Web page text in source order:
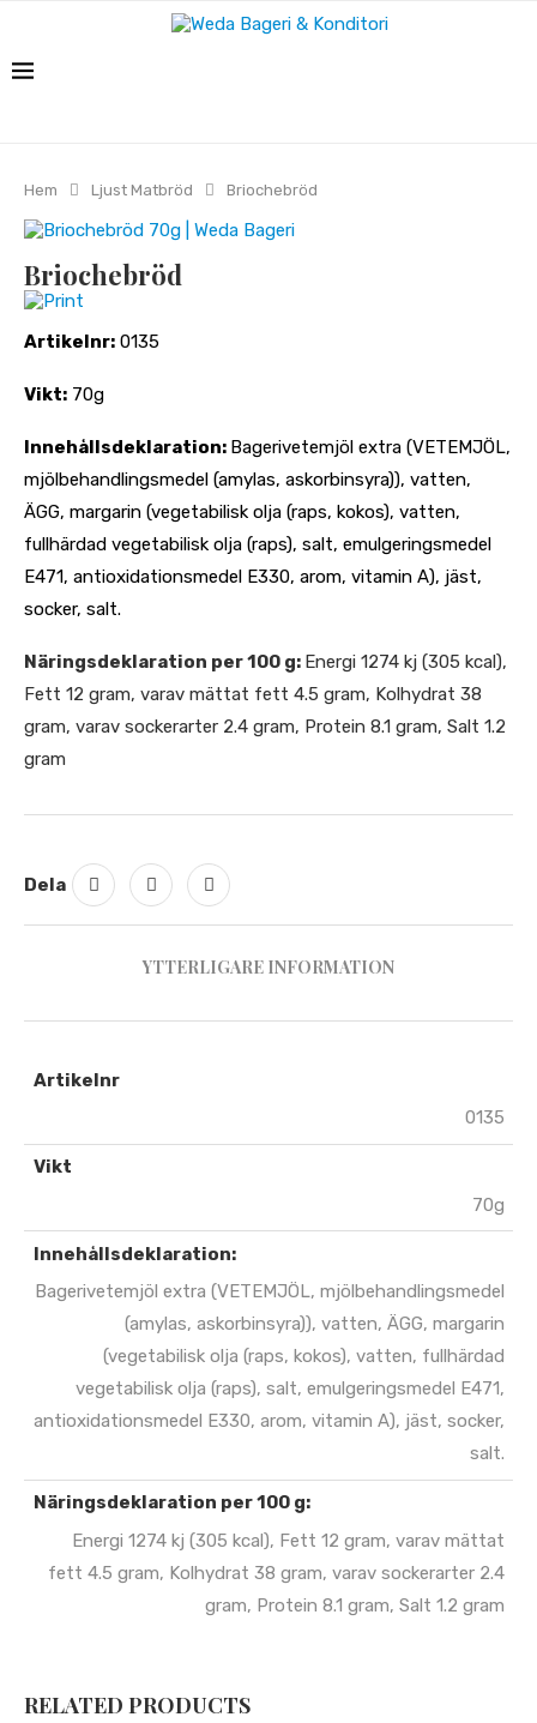
Hem Ljust Matbröd Briochebröd
Briochebröd
Print
Artikelnr: 0135
Vikt: 70g
Innehållsdeklaration: Bagerivetemjöl extra (VETEMJÖL,
mjölbehandlingsmedel (amylas, askorbinsyra)), vatten,
ÄGG, margarin (vegetabilisk olja (raps, kokos), vatten,
fullhärdad vegetabilisk olja (raps), salt, emulgeringsmedel
E471, antioxidationsmedel E330, arom, vitamin A), jäst,
socker, salt.
Näringsdeklaration per 100 g: Energi 1274 kj (305 kcal),
Fett 12 gram, varav mättat fett 4.5 gram, Kolhydrat 38
gram, varav sockerarter 2.4 gram, Protein 8.1 gram, Salt 1.2
gram
Dela
YTTERLIGARE INFORMATION
Artikelnr
0135
Vikt
70g
Innehållsdeklaration:
Bagerivetemjöl extra (VETEMJÖL, mjölbehandlingsmedel
(amylas, askorbinsyra)), vatten, ÄGG, margarin
(vegetabilisk olja (raps, kokos), vatten, fullhärdad
vegetabilisk olja (raps), salt, emulgeringsmedel E471,
antioxidationsmedel E330, arom, vitamin A), jäst, socker,
salt.
Näringsdeklaration per 100 g:
Energi 1274 kj (305 kcal), Fett 12 gram, varav mättat
fett 4.5 gram, Kolhydrat 38 gram, varav sockerarter 2.4
gram, Protein 8.1 gram, Salt 1.2 gram
RELATED PRODUCTS